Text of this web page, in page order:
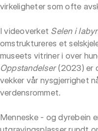
virkeligheter som ofte
I videoverket Selen i
omstruktureres et
museets vitriner i over
Oppstandelser(2023) er
vekker vår nysgjerrighet
verdensrommet.
Menneske - og dyrebein